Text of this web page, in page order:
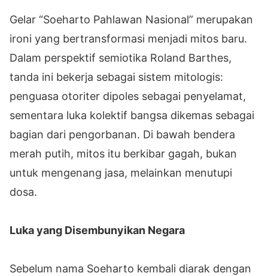
Gelar “Soeharto Pahlawan Nasional” merupakan
ironi yang bertransformasi menjadi mitos baru.
Dalam perspektif semiotika Roland Barthes,
tanda ini bekerja sebagai sistem mitologis:
penguasa otoriter dipoles sebagai penyelamat,
sementara luka kolektif bangsa dikemas sebagai
bagian dari pengorbanan. Di bawah bendera
merah putih, mitos itu berkibar gagah, bukan
untuk mengenang jasa, melainkan menutupi
dosa.
Luka yang Disembunyikan Negara
Sebelum nama Soeharto kembali diarak dengan